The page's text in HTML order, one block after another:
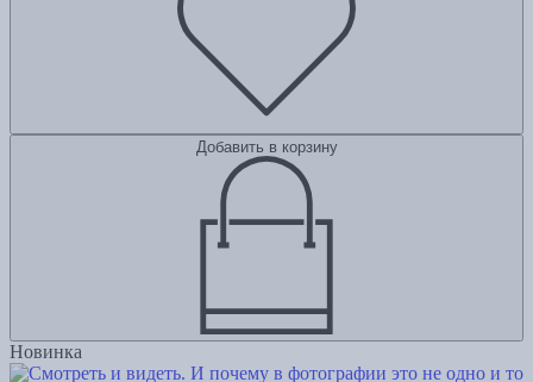
Добавить в корзину
Новинка